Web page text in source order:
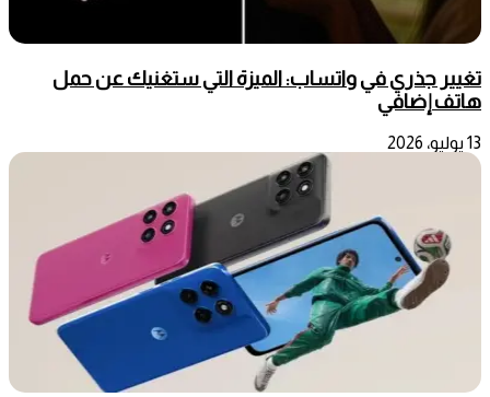
تغيير جذري في واتساب: الميزة التي ستغنيك عن حمل
هاتف إضافي
13 يوليو، 2026